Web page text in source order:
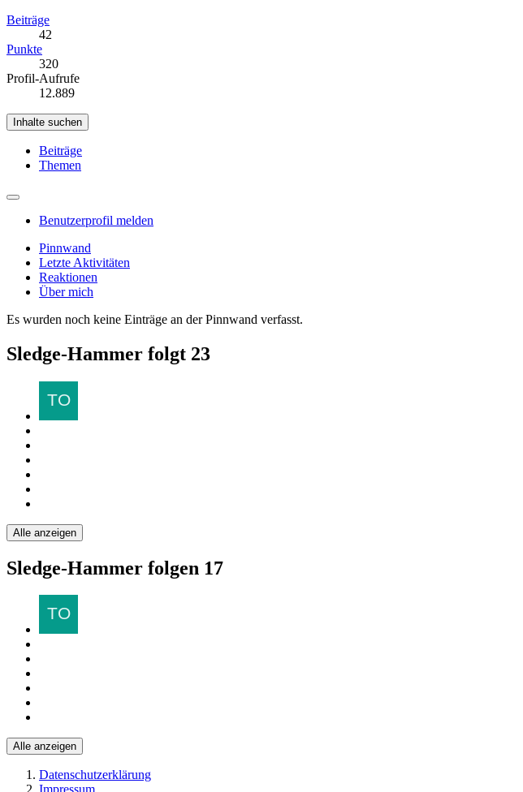
Beiträge
42
Punkte
320
Profil-Aufrufe
12.889
Inhalte suchen
Beiträge
Themen
Benutzerprofil melden
Pinnwand
Letzte Aktivitäten
Reaktionen
Über mich
Es wurden noch keine Einträge an der Pinnwand verfasst.
Sledge-Hammer folgt 23
Alle anzeigen
Sledge-Hammer folgen 17
Alle anzeigen
Datenschutzerklärung